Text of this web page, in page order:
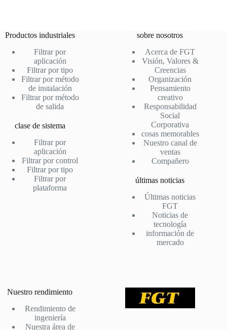
Productos industriales
Filtrar por
aplicación
Filtrar por tipo
Filtrar por método
de instalación
Filtrar por método
de salida
clase de sistema
Filtrar por
aplicación
Filtrar por control
Filtrar por tipo
Filtrar por
plataforma
sobre nosotros
Acerca de FGT
Visión, Valores &
Creencias
Organización
Pensamiento
creativo
Responsabilidad
Social
Corporativa
cosas memorables
Nuestro canal de
ventas
Compañero
últimas noticias
Últimas noticias
FGT
Noticias de
tecnología
información de
mercado
Nuestro rendimiento
Rendimiento de
ingeniería
Nuestra área de